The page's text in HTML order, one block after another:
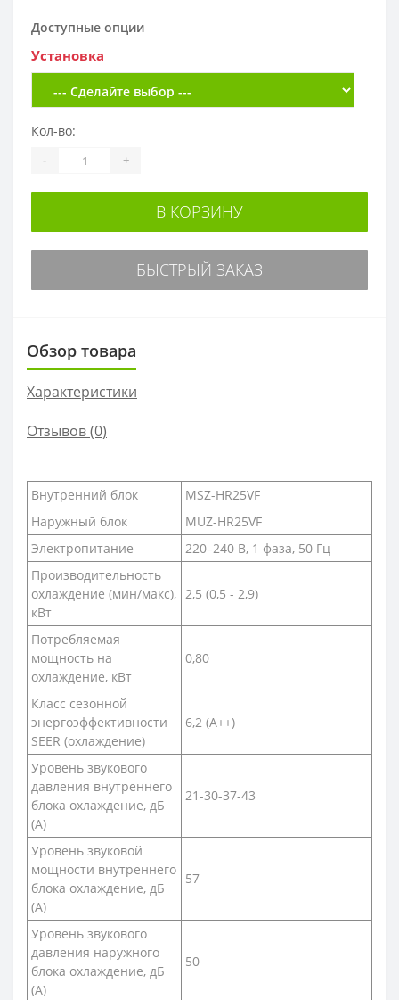
Доступные опции
Установка
Кол-во:
- +
В КОРЗИНУ
БЫСТРЫЙ ЗАКАЗ
Обзор товара
Характеристики
Отзывов (0)
Внутренний блок
MSZ-HR25VF
Наружный блок
MUZ-HR25VF
Электропитание
220–240 B, 1 фаза, 50 Гц
Производительность
охлаждение (мин/макс),
кВт
2,5 (0,5 - 2,9)
Потребляемая
мощность на
охлаждение, кВт
0,80
Класс сезонной
энергоэффективности
SEER (охлаждение)
6,2 (A++)
Уровень звукового
давления внутреннего
блока охлаждение, дБ
(А)
21-30-37-43
Уровень звуковой
мощности внутреннего
блока охлаждение, дБ
(А)
57
Уровень звукового
давления наружного
блока охлаждение, дБ
(А)
50